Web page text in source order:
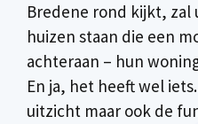
Bredene rond kijkt, zal
huizen staan die een
achteraan – hun
En ja, het heeft wel
uitzicht maar ook de